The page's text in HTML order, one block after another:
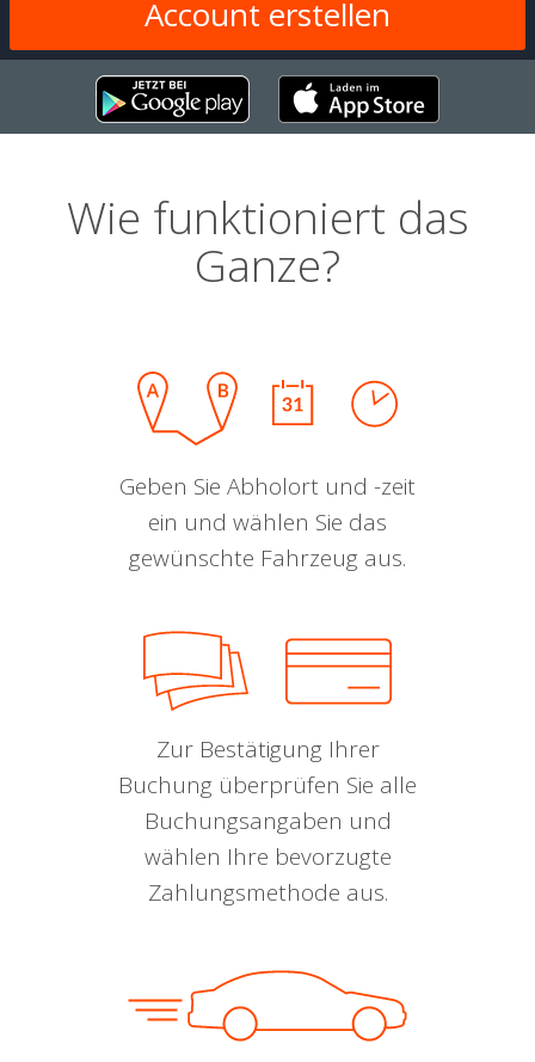
Wie funktioniert das
Ganze?
Geben Sie Abholort und -zeit
ein und wählen Sie das
gewünschte Fahrzeug aus.
Zur Bestätigung Ihrer
Buchung überprüfen Sie alle
Buchungsangaben und
wählen Ihre bevorzugte
Zahlungsmethode aus.